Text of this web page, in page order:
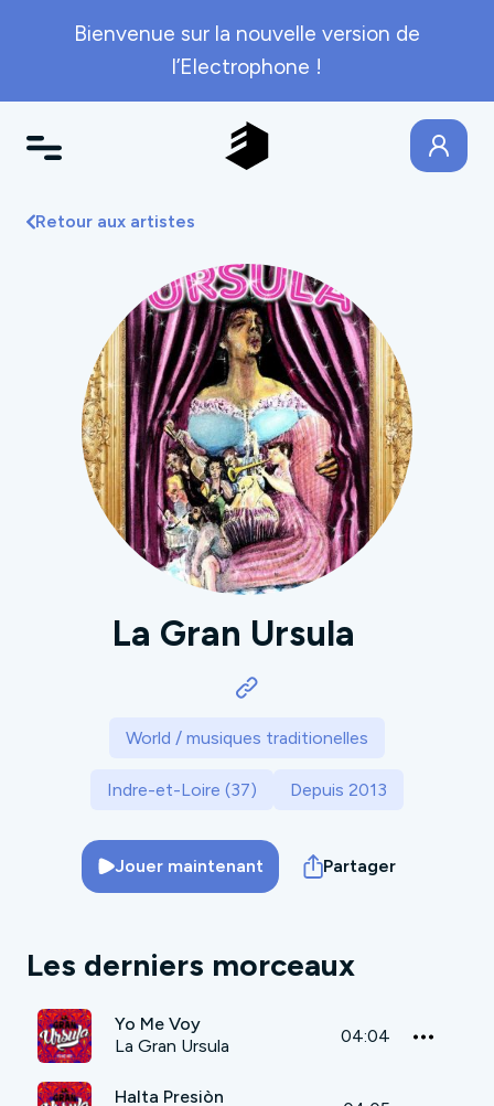
Bienvenue sur la nouvelle version de
l’Electrophone !
Retour aux artistes
La Gran Ursula
World / musiques traditionelles
Indre-et-Loire (37) Depuis 2013
Jouer maintenant Partager
Les derniers morceaux
Yo Me Voy
La Gran Ursula
04:04
Halta Presiòn